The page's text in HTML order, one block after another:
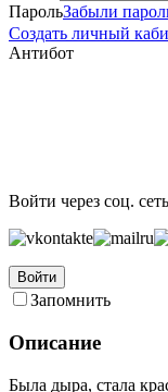
ПарольЗабыли
Создать личный
Антибот
Войти через соц.
Войти
Запомнить
Описание
Была дыра, стала